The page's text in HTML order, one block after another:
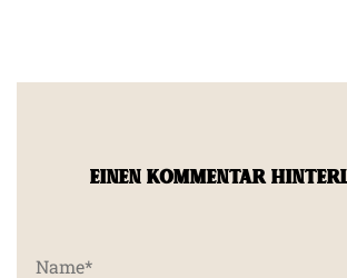
EINEN KOMMENTAR